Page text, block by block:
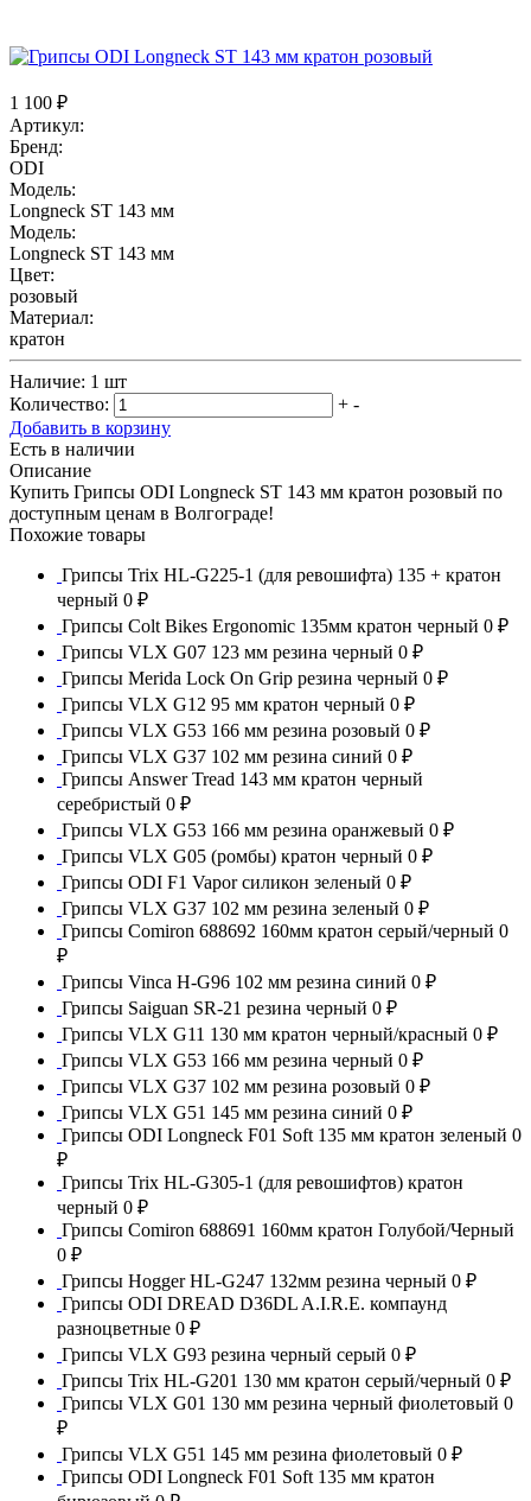
1 100 ₽
Артикул:
Бренд:
ODI
Модель:
Longneck ST 143 мм
Модель:
Longneck ST 143 мм
Цвет:
розовый
Материал:
кратон
Наличие: 1 шт
Количество:
+ -
Добавить в корзину
Есть в наличии
Описание
Купить Грипсы ODI Longneck ST 143 мм кратон розовый по
доступным ценам в Волгограде!
Похожие товары
Грипсы Trix HL-G225-1 (для ревошифта) 135 + кратон
черный 0 ₽
Грипсы Colt Bikes Ergonomic 135мм кратон черный 0 ₽
Грипсы VLX G07 123 мм резина черный 0 ₽
Грипсы Merida Lock On Grip резина черный 0 ₽
Грипсы VLX G12 95 мм кратон черный 0 ₽
Грипсы VLX G53 166 мм резина розовый 0 ₽
Грипсы VLX G37 102 мм резина синий 0 ₽
Грипсы Answer Tread 143 мм кратон черный
серебристый 0 ₽
Грипсы VLX G53 166 мм резина оранжевый 0 ₽
Грипсы VLX G05 (ромбы) кратон черный 0 ₽
Грипсы ODI F1 Vapor силикон зеленый 0 ₽
Грипсы VLX G37 102 мм резина зеленый 0 ₽
Грипсы Comiron 688692 160мм кратон серый/черный 0
₽
Грипсы Vinca H-G96 102 мм резина синий 0 ₽
Грипсы Saiguan SR-21 резина черный 0 ₽
Грипсы VLX G11 130 мм кратон черный/красный 0 ₽
Грипсы VLX G53 166 мм резина черный 0 ₽
Грипсы VLX G37 102 мм резина розовый 0 ₽
Грипсы VLX G51 145 мм резина синий 0 ₽
Грипсы ODI Longneck F01 Soft 135 мм кратон зеленый 0
₽
Грипсы Trix HL-G305-1 (для ревошифтов) кратон
черный 0 ₽
Грипсы Comiron 688691 160мм кратон Голубой/Черный
0 ₽
Грипсы Hogger HL-G247 132мм резина черный 0 ₽
Грипсы ODI DREAD D36DL A.I.R.E. компаунд
разноцветные 0 ₽
Грипсы VLX G93 резина черный серый 0 ₽
Грипсы Trix HL-G201 130 мм кратон серый/черный 0 ₽
Грипсы VLX G01 130 мм резина черный фиолетовый 0
₽
Грипсы VLX G51 145 мм резина фиолетовый 0 ₽
Грипсы ODI Longneck F01 Soft 135 мм кратон